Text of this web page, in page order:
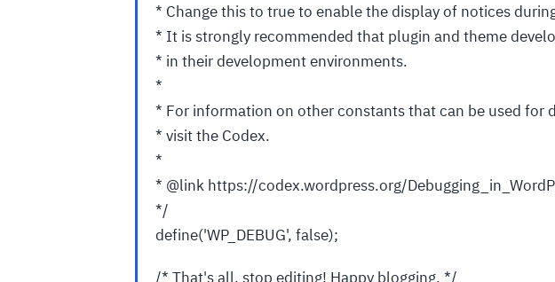
* Change this to true to enable the display of notices
* It is strongly recommended that plugin and theme
* in their development environments.
*
* For information on other constants that can be used for
* visit the Codex.
*
* @link https://codex.wordpress.org/
*/
define('WP_DEBUG', false);
/* That's all, stop editing! Happy blogging. */